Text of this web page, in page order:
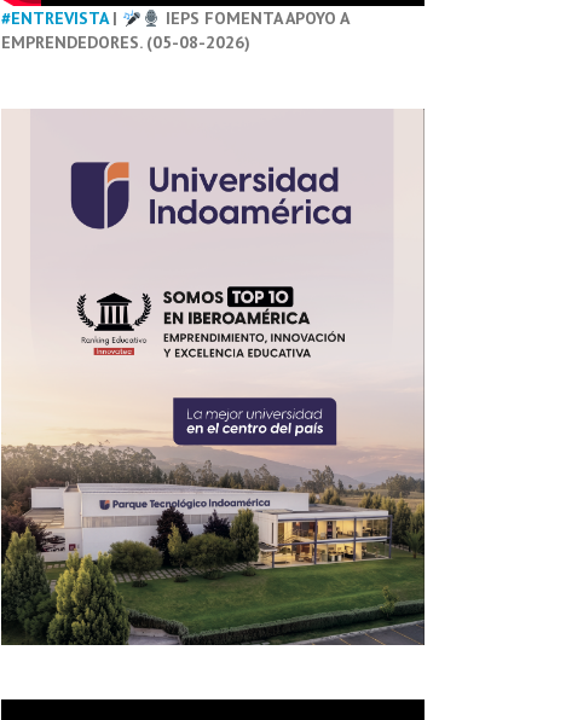
#ENTREVISTA|
IEPS FOMENTA APOYO A
EMPRENDEDORES. (05-08-2026)